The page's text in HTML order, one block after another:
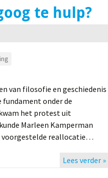
te hulp?
van filosofie en geschiedenis
fundament onder de
het protest uit
Marleen Kamperman
voorgestelde reallocatie…
Lees verder »